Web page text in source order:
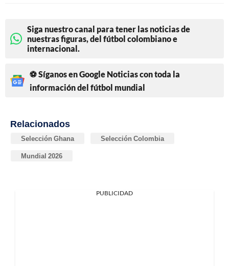
Siga nuestro canal para tener las noticias de
nuestras figuras, del fútbol colombiano e
internacional.
⚽ Síganos en Google Noticias con toda la
información del fútbol mundial
Relacionados
Selección Ghana Selección Colombia
Mundial 2026
PUBLICIDAD